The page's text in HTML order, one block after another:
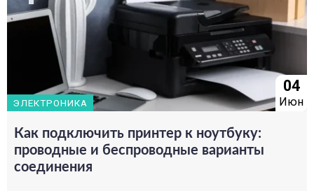
ЭЛЕКТРОНИКА
04
Июн
Как подключить принтер к ноутбуку:
проводные и беспроводные варианты
соединения